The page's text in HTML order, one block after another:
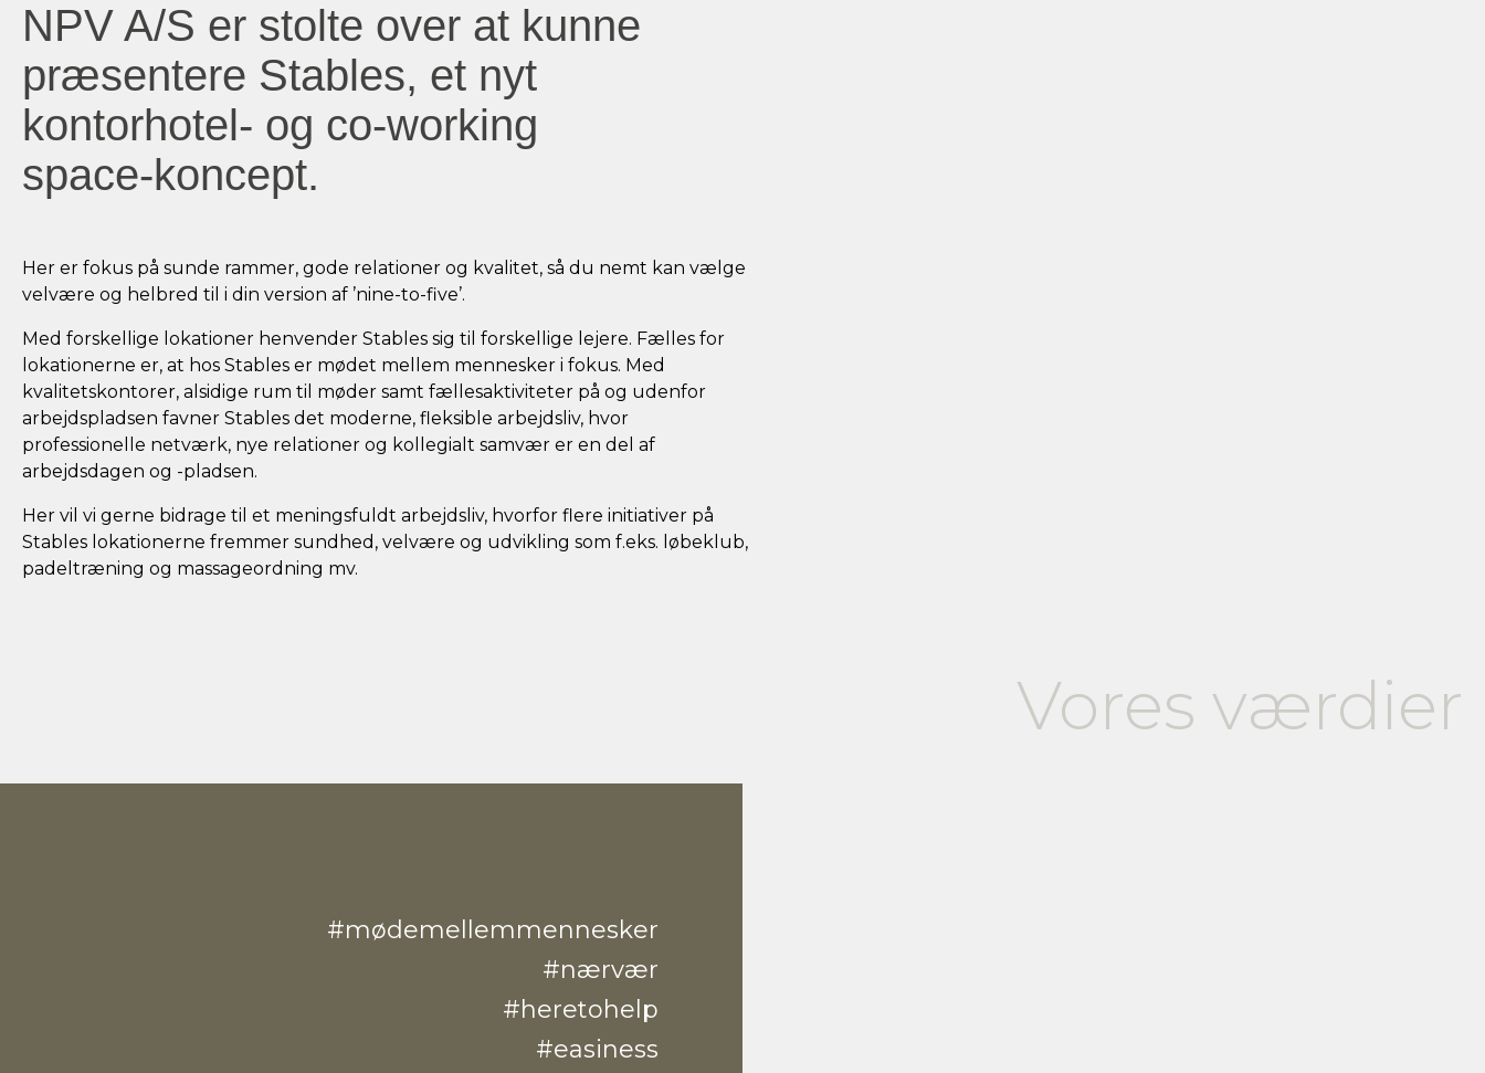
NPV A/S er stolte over at kunne
præsentere Stables, et nyt
kontorhotel- og co-working
space-koncept.
Her er fokus på sunde rammer, gode relationer og kvalitet, så du nemt kan vælge
velvære og helbred til i din version af ’nine-to-five’.
Med forskellige lokationer henvender Stables sig til forskellige lejere. Fælles for
lokationerne er, at hos Stables er mødet mellem mennesker i fokus. Med
kvalitetskontorer, alsidige rum til møder samt fællesaktiviteter på og udenfor
arbejdspladsen favner Stables det moderne, fleksible arbejdsliv, hvor
professionelle netværk, nye relationer og kollegialt samvær er en del af
arbejdsdagen og -pladsen.
Her vil vi gerne bidrage til et meningsfuldt arbejdsliv, hvorfor flere initiativer på
Stables lokationerne fremmer sundhed, velvære og udvikling som f.eks. løbeklub,
padeltræning og massageordning mv.
Vores værdier
#mødemellemmennesker
#nærvær
#heretohelp
#easiness